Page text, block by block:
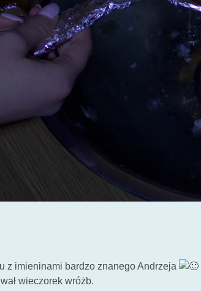
z imieninami bardzo znanego Andrzeja
wieczorek wróżb.